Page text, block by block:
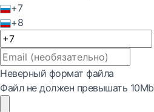
+7
+8
Неверный формат файла
Файл не должен превышать 10Mb